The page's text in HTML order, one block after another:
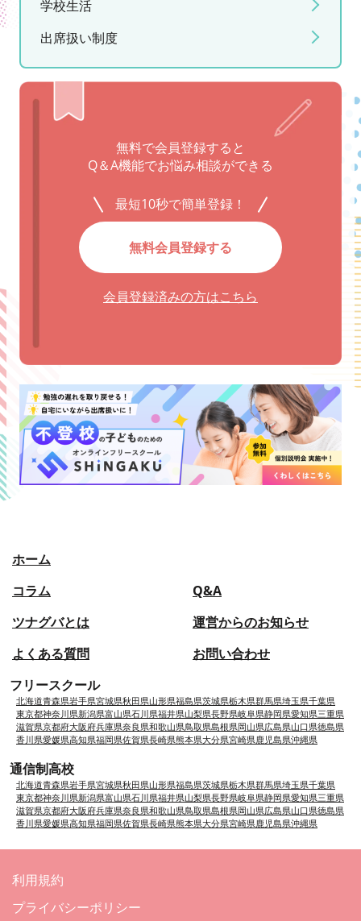
学校生活
出席扱い制度
無料で会員登録すると
Q＆A機能でお悩み相談ができる
最短10秒で簡単登録！
無料会員登録する
会員登録済みの方はこちら
ホーム
コラム
Q&A
ツナグバとは
よくある質問
運営からのお知らせ
お問い合わせ
フリースクール
北海道青森県岩手県宮城県秋田県山形県福島県茨城県栃木県群馬県埼玉県千葉県
東京都神奈川県新潟県富山県石川県福井県山梨県長野県岐阜県静岡県愛知県三重県
滋賀県京都府大阪府兵庫県奈良県和歌山県鳥取県島根県岡山県広島県山口県徳島県
香川県愛媛県高知県福岡県佐賀県長崎県熊本県大分県宮崎県鹿児島県沖縄県
通信制高校
北海道青森県岩手県宮城県秋田県山形県福島県茨城県栃木県群馬県埼玉県千葉県
東京都神奈川県新潟県富山県石川県福井県山梨県長野県岐阜県静岡県愛知県三重県
滋賀県京都府大阪府兵庫県奈良県和歌山県鳥取県島根県岡山県広島県山口県徳島県
香川県愛媛県高知県福岡県佐賀県長崎県熊本県大分県宮崎県鹿児島県沖縄県
利用規約
プライバシーポリシー